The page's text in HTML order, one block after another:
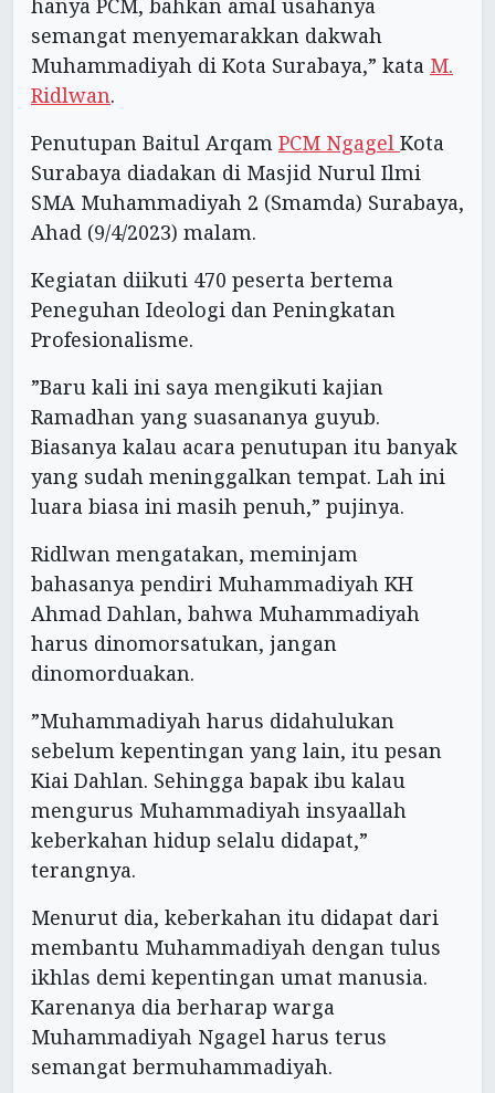
hanya PCM, bahkan amal usahanya
semangat menyemarakkan dakwah
Muhammadiyah di Kota Surabaya,” kata M.
Ridlwan.
Penutupan Baitul Arqam PCM Ngagel Kota
Surabaya diadakan di Masjid Nurul Ilmi
SMA Muhammadiyah 2 (Smamda) Surabaya,
Ahad (9/4/2023) malam.
Kegiatan diikuti 470 peserta bertema
Peneguhan Ideologi dan Peningkatan
Profesionalisme.
”Baru kali ini saya mengikuti kajian
Ramadhan yang suasananya guyub.
Biasanya kalau acara penutupan itu banyak
yang sudah meninggalkan tempat. Lah ini
luara biasa ini masih penuh,” pujinya.
Ridlwan mengatakan, meminjam
bahasanya pendiri Muhammadiyah KH
Ahmad Dahlan, bahwa Muhammadiyah
harus dinomorsatukan, jangan
dinomorduakan.
”Muhammadiyah harus didahulukan
sebelum kepentingan yang lain, itu pesan
Kiai Dahlan. Sehingga bapak ibu kalau
mengurus Muhammadiyah insyaallah
keberkahan hidup selalu didapat,”
terangnya.
Menurut dia, keberkahan itu didapat dari
membantu Muhammadiyah dengan tulus
ikhlas demi kepentingan umat manusia.
Karenanya dia berharap warga
Muhammadiyah Ngagel harus terus
semangat bermuhammadiyah.